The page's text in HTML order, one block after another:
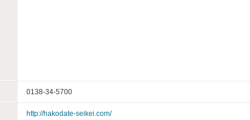
0138-34-5700
http://hakodate-seikei.com/